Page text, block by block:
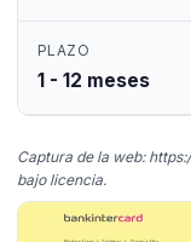
PLAZO
1 - 12 meses
Captura de la web:
bajo licencia.